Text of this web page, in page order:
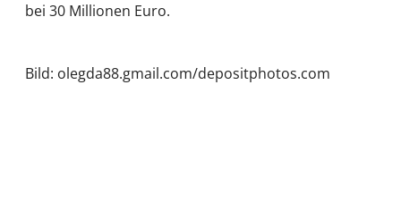
bei 30 Millionen Euro.
Bild: olegda88.gmail.com/depositphotos.com